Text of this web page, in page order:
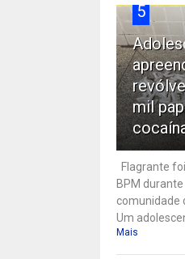
5
mil
Flagrante
BPM
comunidade
Um
Mais